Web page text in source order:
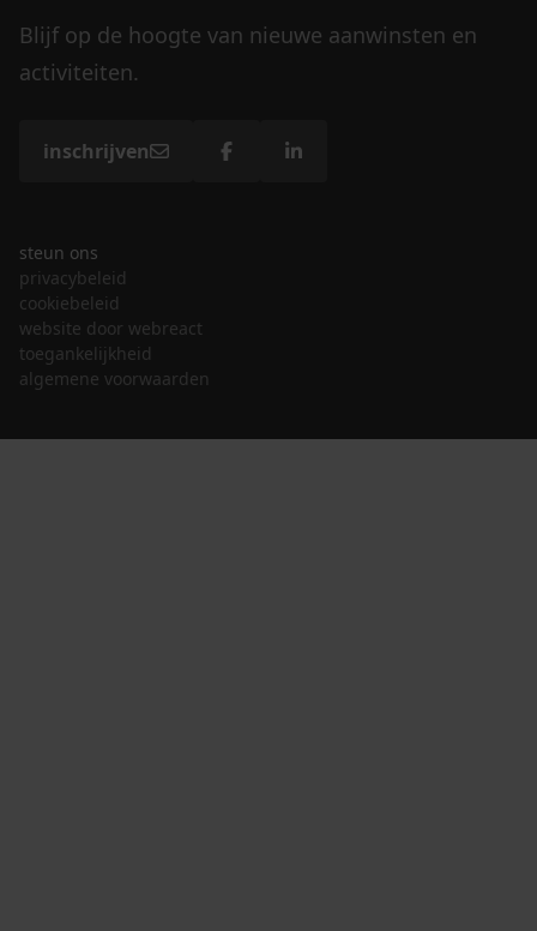
Blijf op de hoogte van nieuwe aanwinsten en
activiteiten.
inschrijven
steun ons
privacybeleid
cookiebeleid
website door webreact
toegankelijkheid
algemene voorwaarden